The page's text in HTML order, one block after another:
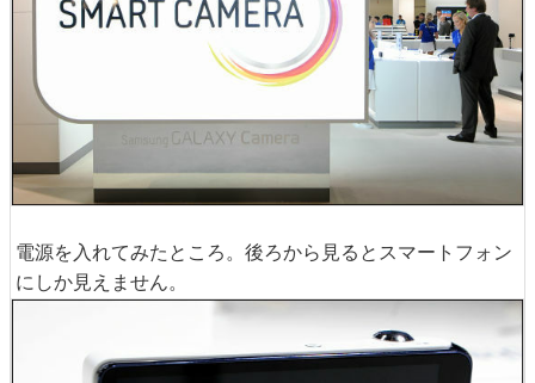
電源を入れてみたところ。後ろから見るとスマートフォン
にしか見えません。